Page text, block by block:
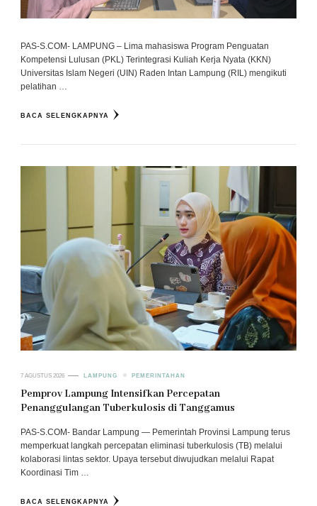
PAS-S.COM- LAMPUNG – Lima mahasiswa Program Penguatan
Kompetensi Lulusan (PKL) Terintegrasi Kuliah Kerja Nyata (KKN)
Universitas Islam Negeri (UIN) Raden Intan Lampung (RIL) mengikuti
pelatihan …
BACA SELENGKAPNYA
7 AGUSTUS 2026 LAMPUNG PEMERINTAHAN
Pemprov Lampung Intensifkan Percepatan
Penanggulangan Tuberkulosis di Tanggamus
PAS-S.COM- Bandar Lampung — Pemerintah Provinsi Lampung terus
memperkuat langkah percepatan eliminasi tuberkulosis (TB) melalui
kolaborasi lintas sektor. Upaya tersebut diwujudkan melalui Rapat
Koordinasi Tim …
BACA SELENGKAPNYA